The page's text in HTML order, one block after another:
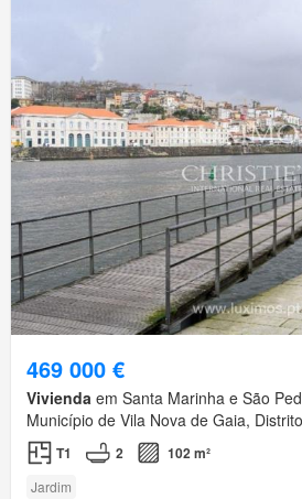
469 000 €
Vivienda em Santa Marinha e São
Município de Vila Nova de Gaia,
T1 2 102 m²
Jardim